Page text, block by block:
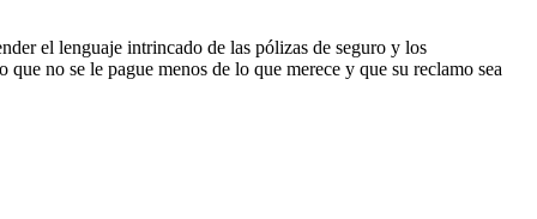
el lenguaje intrincado de las pólizas de seguro y los
no se le pague menos de lo que merece y que su reclamo sea